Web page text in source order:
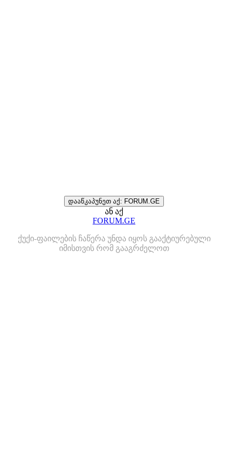
დააწკაპუნეთ აქ: FORUM.GE
ან აქ
FORUM.GE
ქუქი-ფაილების ჩაწერა უნდა იყოს გააქტიურებული
იმისთვის რომ გააგრძელოთ